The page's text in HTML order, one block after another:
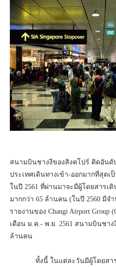
สนามบินชางงีของสิงคโปร์ ติดอันดั
ประเทศเดินทางเข้า-ออกมากที่สุดเ
ในปี 2561 ที่ผ่านมาจะมีผู้โดยสารเดิ
มากกว่า 65 ล้านคน (ในปี 2560 มีจํ
รายงานของ Changi Airport Group
เดือน ม.ค.- พ.ย. 2561 สนามบินชาง
ล้านคน
ทั้งนี้ ในแต่ละวันมีผู้โดยสา